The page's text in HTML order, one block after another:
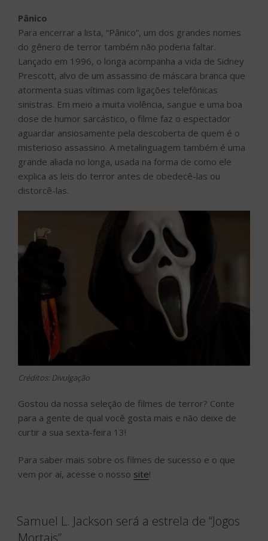
Pânico
Para encerrar a lista, “Pânico”, um dos grandes nomes
do gênero de terror também não poderia faltar.
Lançado em 1996, o longa acompanha a vida de Sidney
Prescott, alvo de um assassino de máscara branca que
atormenta suas vítimas com ligações telefônicas
sinistras. Em meio a muita violência, sangue e uma boa
dose de humor sarcástico, o filme faz o espectador
aguardar ansiosamente pela descoberta de quem é o
misterioso assassino. A metalinguagem também é uma
grande aliada no longa, usada na forma de como ele
explica as leis do terror antes de obedecê-las ou
distorcê-las.
Créditos: Divulgação
Gostou da nossa seleção de filmes de terror? Conte
para a gente de qual você gosta mais e não deixe de
curtir a sua sexta-feira 13!
Para saber mais sobre os filmes de sucesso e o que
vem por aí, acesse o nosso site!
Samuel L. Jackson será a estrela de “Jogos
Mortais”